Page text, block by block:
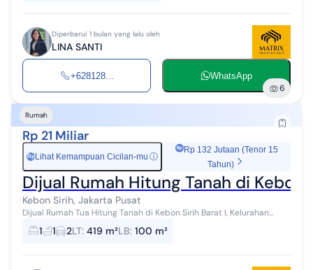
Diperbarui 1 bulan yang lalu oleh
LINA SANTI
+628128... WhatsApp
6
Rumah
Rp 21 Miliar
Rp Lihat Kemampuan Cicilan-mu ⓘ
Rp 132 Jutaan (Tenor 15
Tahun)
Dijual Rumah Hitung Tanah di
Kebon Sirih, Jakarta Pusat
Dijual Rumah Tua Hitung Tanah di Kebon Sirih Barat I, Kelurahan
Kebon Sirih, Kecamatan Menteng, Jakarta Pusat * Lokasi sangat
strategis, berada di...
1 1 2LT: 419 m²LB: 100 m²